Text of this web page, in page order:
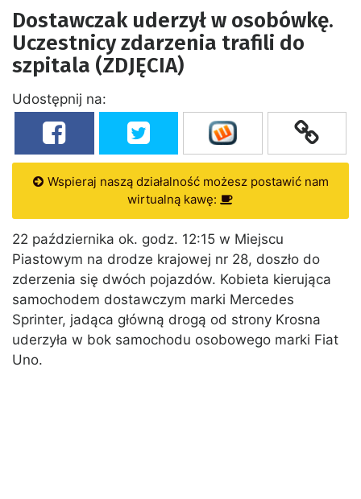
Dostawczak uderzył w osobówkę.
Uczestnicy zdarzenia trafili do
szpitala (ZDJĘCIA)
Udostępnij na:
Wspieraj naszą działalność możesz postawić nam
wirtualną kawę:
22 października ok. godz. 12:15 w Miejscu
Piastowym na drodze krajowej nr 28, doszło do
zderzenia się dwóch pojazdów. Kobieta kierująca
samochodem dostawczym marki Mercedes
Sprinter, jadąca główną drogą od strony Krosna
uderzyła w bok samochodu osobowego marki Fiat
Uno.